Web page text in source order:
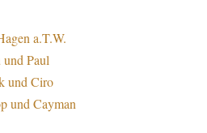
a.T.W.
Paul
und Ciro
und Cayman